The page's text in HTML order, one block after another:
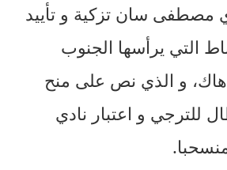
مصطفى سان تزكية و تأييد
التي يرأسها الجنوب
هاك، و الذي نص على منح
للترجي و اعتبار نادي